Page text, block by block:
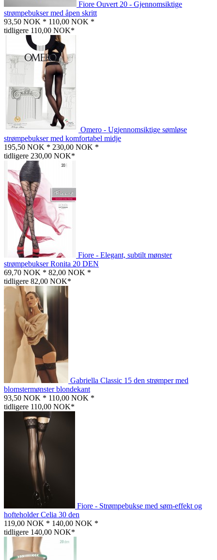
Fiore Ouvert 20 - Gjennomsiktige
strømpebukser med åpen skritt
93,50 NOK * 110,00 NOK *
tidligere 110,00 NOK*
Omero - Ugjennomsiktige sømløse
strømpebukser med komfortabel midje
195,50 NOK * 230,00 NOK *
tidligere 230,00 NOK*
Fiore - Elegant, subtilt mønster
strømpebukser Ronita 20 DEN
69,70 NOK * 82,00 NOK *
tidligere 82,00 NOK*
Gabriella Classic 15 den strømper med
blomstermønster blondekant
93,50 NOK * 110,00 NOK *
tidligere 110,00 NOK*
Fiore - Strømpebukse med søm-effekt og
hofteholder Celia 30 den
119,00 NOK * 140,00 NOK *
tidligere 140,00 NOK*